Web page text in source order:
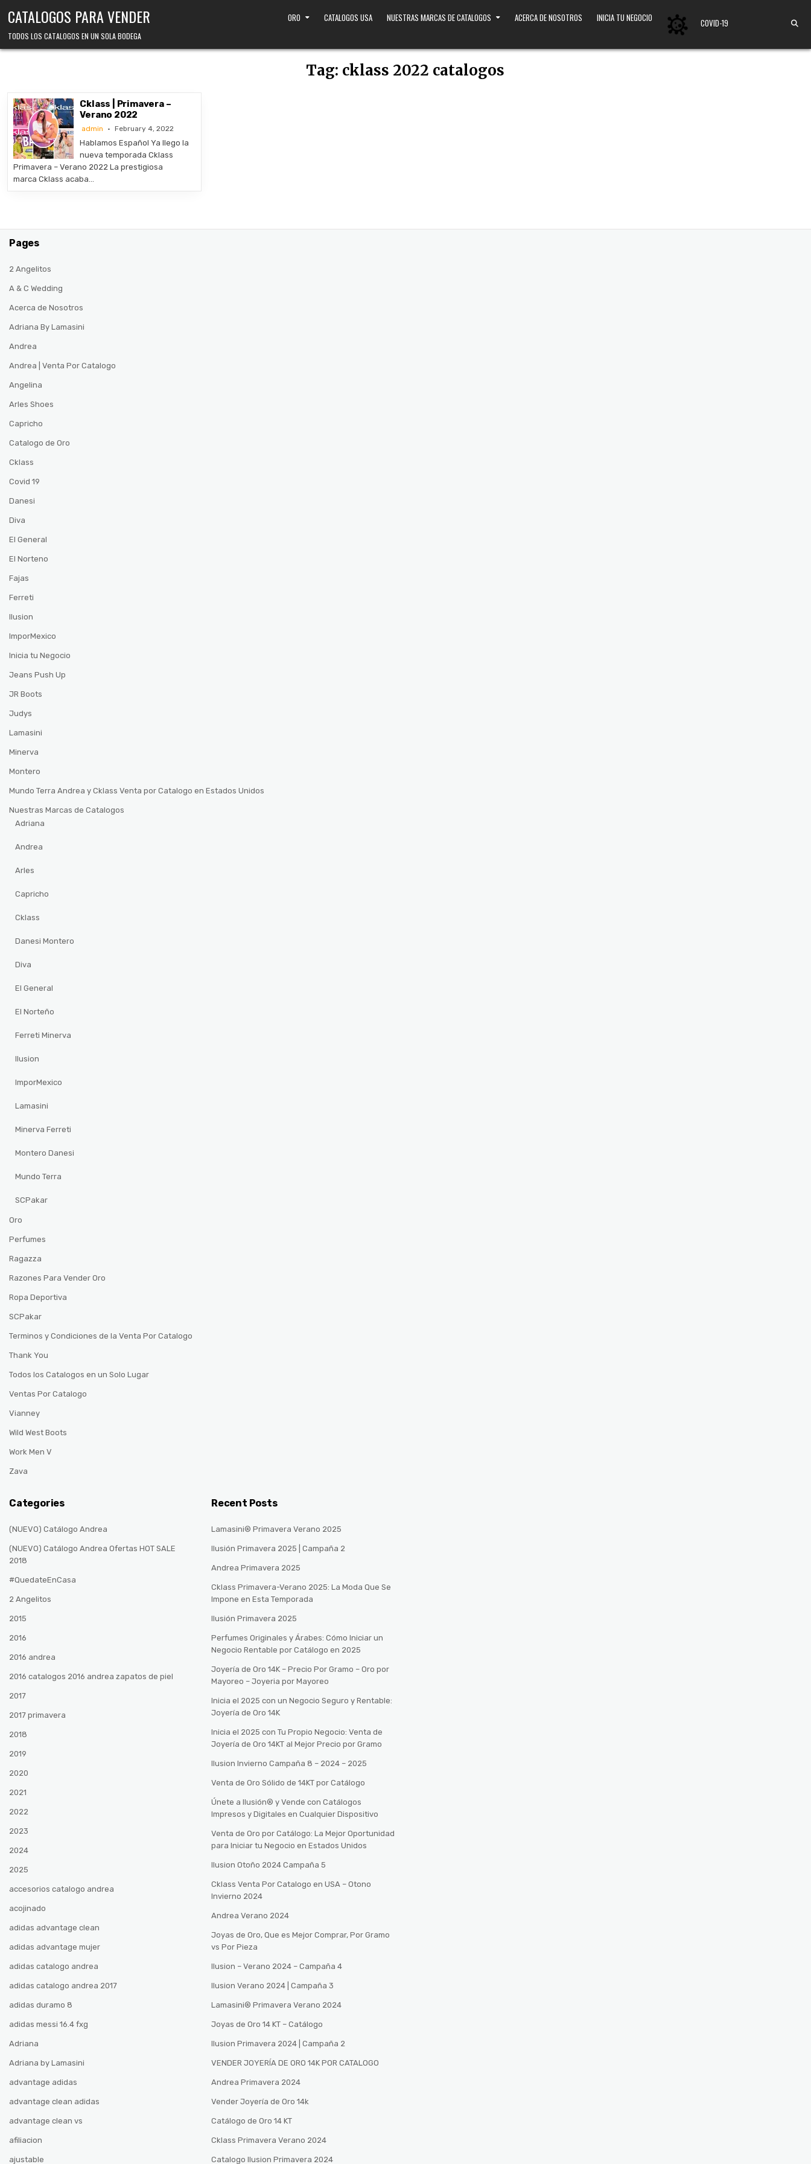
CATALOGOS PARA VENDER
TODOS LOS CATALOGOS EN UN SOLA BODEGA
ORO CATALOGOS USA NUESTRAS MARCAS DE CATALOGOS ACERCA DE NOSOTROS INICIA TU NEGOCIO COVID-19
Tag: cklass 2022 catalogos
Cklass | Primavera –
Verano 2022
admin February 4, 2022
Hablamos Español Ya llego la
nueva temporada Cklass
Primavera – Verano 2022 La prestigiosa
marca Cklass acaba…
Pages
2 Angelitos
A & C Wedding
Acerca de Nosotros
Adriana By Lamasini
Andrea
Andrea | Venta Por Catalogo
Angelina
Arles Shoes
Capricho
Catalogo de Oro
Cklass
Covid 19
Danesi
Diva
El General
El Norteno
Fajas
Ferreti
Ilusion
ImporMexico
Inicia tu Negocio
Jeans Push Up
JR Boots
Judys
Lamasini
Minerva
Montero
Mundo Terra Andrea y Cklass Venta por Catalogo en Estados Unidos
Nuestras Marcas de Catalogos
Adriana
Andrea
Arles
Capricho
Cklass
Danesi Montero
Diva
El General
El Norteño
Ferreti Minerva
Ilusion
ImporMexico
Lamasini
Minerva Ferreti
Montero Danesi
Mundo Terra
SCPakar
Oro
Perfumes
Ragazza
Razones Para Vender Oro
Ropa Deportiva
SCPakar
Terminos y Condiciones de la Venta Por Catalogo
Thank You
Todos los Catalogos en un Solo Lugar
Ventas Por Catalogo
Vianney
Wild West Boots
Work Men V
Zava
Categories
(NUEVO) Catálogo Andrea
(NUEVO) Catálogo Andrea Ofertas HOT SALE
2018
#QuedateEnCasa
2 Angelitos
2015
2016
2016 andrea
2016 catalogos 2016 andrea zapatos de piel
2017
2017 primavera
2018
2019
2020
2021
2022
2023
2024
2025
accesorios catalogo andrea
acojinado
adidas advantage clean
adidas advantage mujer
adidas catalogo andrea
adidas catalogo andrea 2017
adidas duramo 8
adidas messi 16.4 fxg
Adriana
Adriana by Lamasini
advantage adidas
advantage clean adidas
advantage clean vs
afiliacion
ajustable
Recent Posts
Lamasini® Primavera Verano 2025
Ilusión Primavera 2025 | Campaña 2
Andrea Primavera 2025
Cklass Primavera-Verano 2025: La Moda Que Se
Impone en Esta Temporada
Ilusión Primavera 2025
Perfumes Originales y Árabes: Cómo Iniciar un
Negocio Rentable por Catálogo en 2025
Joyería de Oro 14K – Precio Por Gramo – Oro por
Mayoreo – Joyeria por Mayoreo
Inicia el 2025 con un Negocio Seguro y Rentable:
Joyería de Oro 14K
Inicia el 2025 con Tu Propio Negocio: Venta de
Joyería de Oro 14KT al Mejor Precio por Gramo
Ilusion Invierno Campaña 8 – 2024 – 2025
Venta de Oro Sólido de 14KT por Catálogo
Únete a Ilusión® y Vende con Catálogos
Impresos y Digitales en Cualquier Dispositivo
Venta de Oro por Catálogo: La Mejor Oportunidad
para Iniciar tu Negocio en Estados Unidos
Ilusion Otoño 2024 Campaña 5
Cklass Venta Por Catalogo en USA – Otono
Invierno 2024
Andrea Verano 2024
Joyas de Oro, Que es Mejor Comprar, Por Gramo
vs Por Pieza
Ilusion – Verano 2024 – Campaña 4
Ilusion Verano 2024 | Campaña 3
Lamasini®️ Primavera Verano 2024
Joyas de Oro 14 KT – Catálogo
Ilusion Primavera 2024 | Campaña 2
VENDER JOYERÍA DE ORO 14K POR CATALOGO
Andrea Primavera 2024
Vender Joyería de Oro 14k
Catálogo de Oro 14 KT
Cklass Primavera Verano 2024
Catalogo Ilusion Primavera 2024